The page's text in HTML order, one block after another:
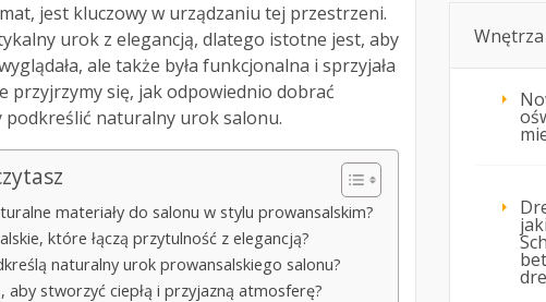
jest kluczowy w urządzaniu tej przestrzeni.
urok z elegancją, dlatego istotne jest, aby
ale także była funkcjonalna i sprzyjała
przyjrzymy się, jak odpowiednio dobrać
podkreślić naturalny urok salonu.
materiały do salonu w stylu prowansalskim?
które łączą przytulność z elegancją?
naturalny urok prowansalskiego salonu?
aby stworzyć ciepłą i przyjazną atmosferę?
Wnętrza